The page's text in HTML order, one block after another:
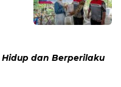
dan Berperilaku